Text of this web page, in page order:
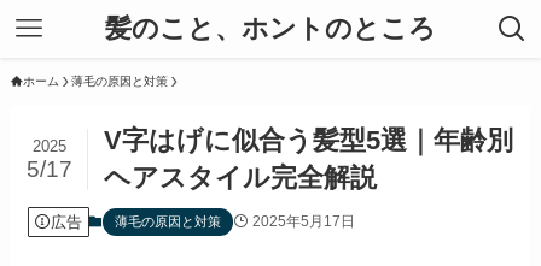
髪のこと、ホントのところ
ホーム 薄毛の原因と対策
V字はげに似合う髪型5選｜年齢別
ヘアスタイル完全解説
2025
5/17
広告 薄毛の原因と対策 2025年5月17日